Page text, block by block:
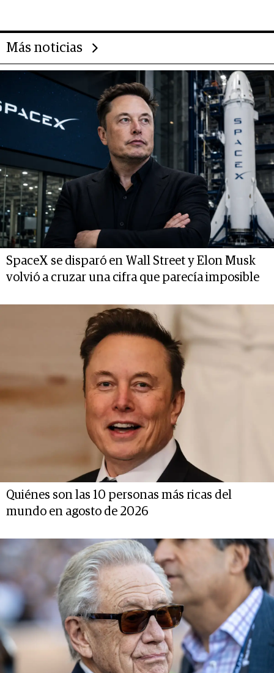
Más noticias
SpaceX se disparó en Wall Street y Elon Musk
volvió a cruzar una cifra que parecía imposible
Quiénes son las 10 personas más ricas del
mundo en agosto de 2026